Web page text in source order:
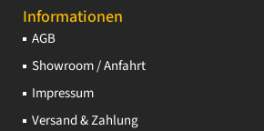
Informationen
AGB
Showroom / Anfahrt
Impressum
Versand & Zahlung